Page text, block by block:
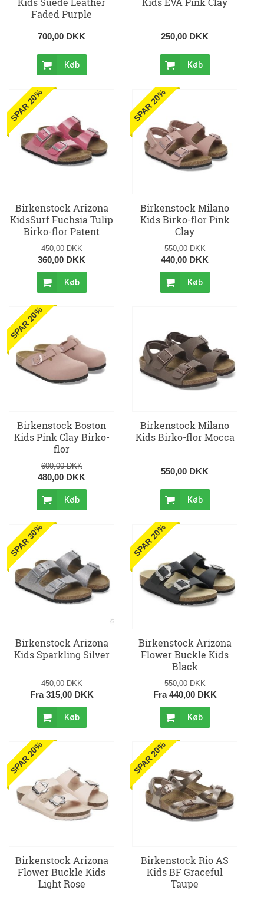
Faded Purple
700,00 DKK
Køb
250,00 DKK
Køb
SPAR 20%
Birkenstock Arizona
KidsSurf Fuchsia Tulip
Birko-flor Patent
450,00 DKK
360,00 DKK
Køb
SPAR 20%
Birkenstock Milano
Kids Birko-flor Pink
Clay
550,00 DKK
440,00 DKK
Køb
SPAR 20%
Birkenstock Boston
Kids Pink Clay Birko-
flor
600,00 DKK
480,00 DKK
Køb
Birkenstock Milano
Kids Birko-flor Mocca
550,00 DKK
Køb
SPAR 30%
Birkenstock Arizona
Kids Sparkling Silver
450,00 DKK
Fra 315,00 DKK
Køb
SPAR 20%
Birkenstock Arizona
Flower Buckle Kids
Black
550,00 DKK
Fra 440,00 DKK
Køb
SPAR 20%
Birkenstock Arizona
Flower Buckle Kids
Light Rose
SPAR 20%
Birkenstock Rio AS
Kids BF Graceful
Taupe